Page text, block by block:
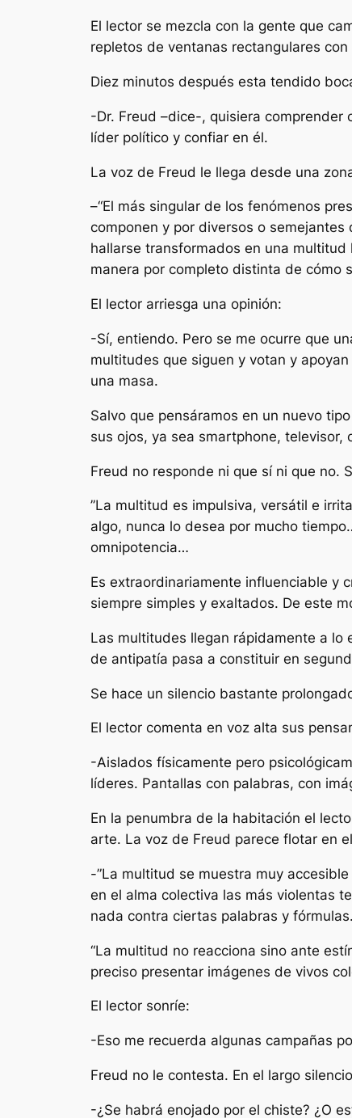
El lector se mezcla con la gente que
repletos de ventanas rectangulares
Diez minutos después esta tendido
-Dr. Freud –dice-, quisiera
líder político y confiar en él.
La voz de Freud le llega desde una
–“El más singular de los fenómenos
componen y por diversos o semejantes
hallarse transformados en una
manera por completo distinta de cómo
El lector arriesga una opinión:
-Sí, entiendo. Pero se me ocurre que
multitudes que siguen y votan y
una masa.
Salvo que pensáramos en un nuevo
sus ojos, ya sea smartphone,
Freud no responde ni que sí ni que no.
”La multitud es impulsiva, versátil e
algo, nunca lo desea por mucho
omnipotencia…
Es extraordinariamente influenciable y
siempre simples y exaltados. De este
Las multitudes llegan rápidamente a lo
de antipatía pasa a constituir en
Se hace un silencio bastante
El lector comenta en voz alta sus
-Aislados físicamente pero
líderes. Pantallas con palabras, con
En la penumbra de la habitación el
arte. La voz de Freud parece flotar en
-”La multitud se muestra muy
en el alma colectiva las más violentas
nada contra ciertas palabras y
“La multitud no reacciona sino ante
preciso presentar imágenes de vivos
El lector sonríe:
-Eso me recuerda algunas campañas
Freud no le contesta. En el largo
-¿Se habrá enojado por el chiste? ¿O